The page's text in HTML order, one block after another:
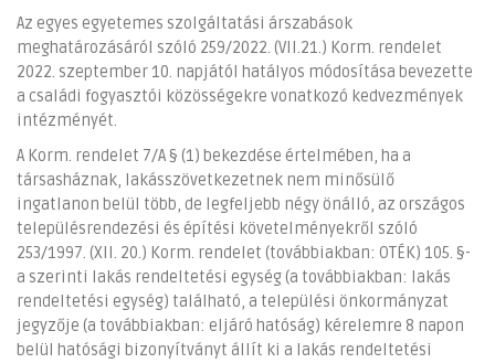
Az egyes egyetemes szolgáltatási árszabások
meghatározásáról szóló 259/2022. (VII.21.) Korm. rendelet
2022. szeptember 10. napjától hatályos módosítása bevezette
a családi fogyasztói közösségekre vonatkozó kedvezmények
intézményét.
A Korm. rendelet 7/A § (1) bekezdése értelmében, ha a
társasháznak, lakásszövetkezetnek nem minősülő
ingatlanon belül több, de legfeljebb négy önálló, az országos
településrendezési és építési követelményekről szóló
253/1997. (XII. 20.) Korm. rendelet (továbbiakban: OTÉK) 105. §-
a szerinti lakás rendeltetési egység (a továbbiakban: lakás
rendeltetési egység) található, a települési önkormányzat
jegyzője (a továbbiakban: eljáró hatóság) kérelemre 8 napon
belül hatósági bizonyítványt állít ki a lakás rendeltetési